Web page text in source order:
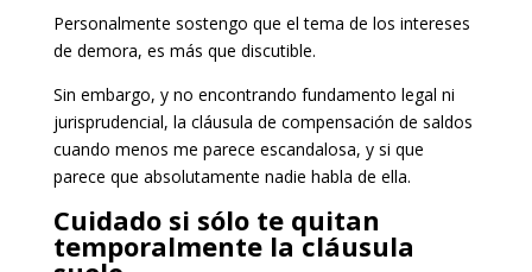
Personalmente sostengo que el tema de los intereses
de demora, es más que discutible.
Sin embargo, y no encontrando fundamento legal ni
jurisprudencial, la cláusula de compensación de saldos
cuando menos me parece escandalosa, y si que
parece que absolutamente nadie habla de ella.
Cuidado si sólo te quitan
temporalmente la cláusula